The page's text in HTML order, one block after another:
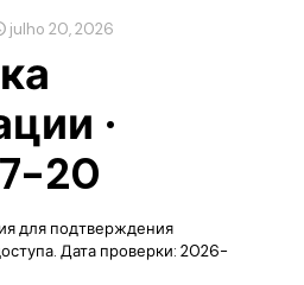
julho 20, 2026
·
20
для подтверждения
Дата проверки: 2026-